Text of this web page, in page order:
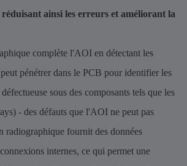
ainsi les erreurs et améliorant la
complète l'AOI en détectant les
pénétrer dans le PCB pour identifier les
sous des composants tels que les
- des défauts que l'AOI ne peut pas
radiographique fournit des données
internes, ce qui permet une